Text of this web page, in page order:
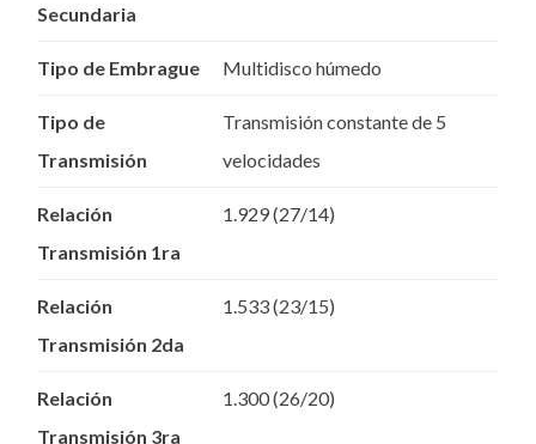
Secundaria
Tipo de Embrague Multidisco húmedo
Tipo de
Transmisión
Transmisión constante de 5
velocidades
Relación
Transmisión 1ra
1.929 (27/14)
Relación
Transmisión 2da
1.533 (23/15)
Relación
Transmisión 3ra
1.300 (26/20)